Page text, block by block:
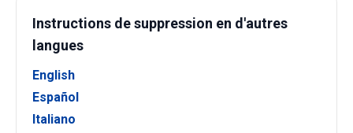
Instructions de suppression en d'autres
langues
English
Español
Italiano